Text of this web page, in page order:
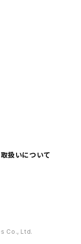
扱いについて
Co., Ltd.